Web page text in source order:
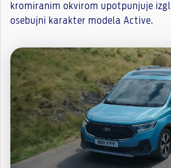
kromiranim okvirom upotpunjuje
osebujni karakter modela Active.